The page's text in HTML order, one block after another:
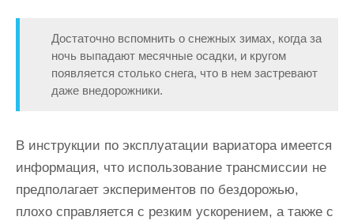
Достаточно вспомнить о снежных зимах, когда за
ночь выпадают месячные осадки, и кругом
появляется столько снега, что в нем застревают
даже внедорожники.
В инструкции по эксплуатации вариатора имеется
информация, что использование трансмиссии не
предполагает экспериментов по бездорожью,
плохо справляется с резким ускорением, а также с